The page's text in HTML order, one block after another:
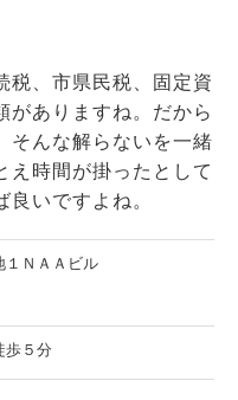
税、市県民税、固定資
がありますね。だから
そんな解らないを一緒
え時間が掛ったとして
いですよね。
１ＮＡＡビル
歩５分